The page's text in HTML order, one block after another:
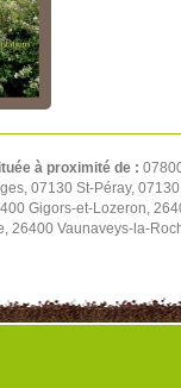
à proximité de :
07130 St-Péray,
Gigors-et-Lozeron,
26400 Vaunaveys-la-